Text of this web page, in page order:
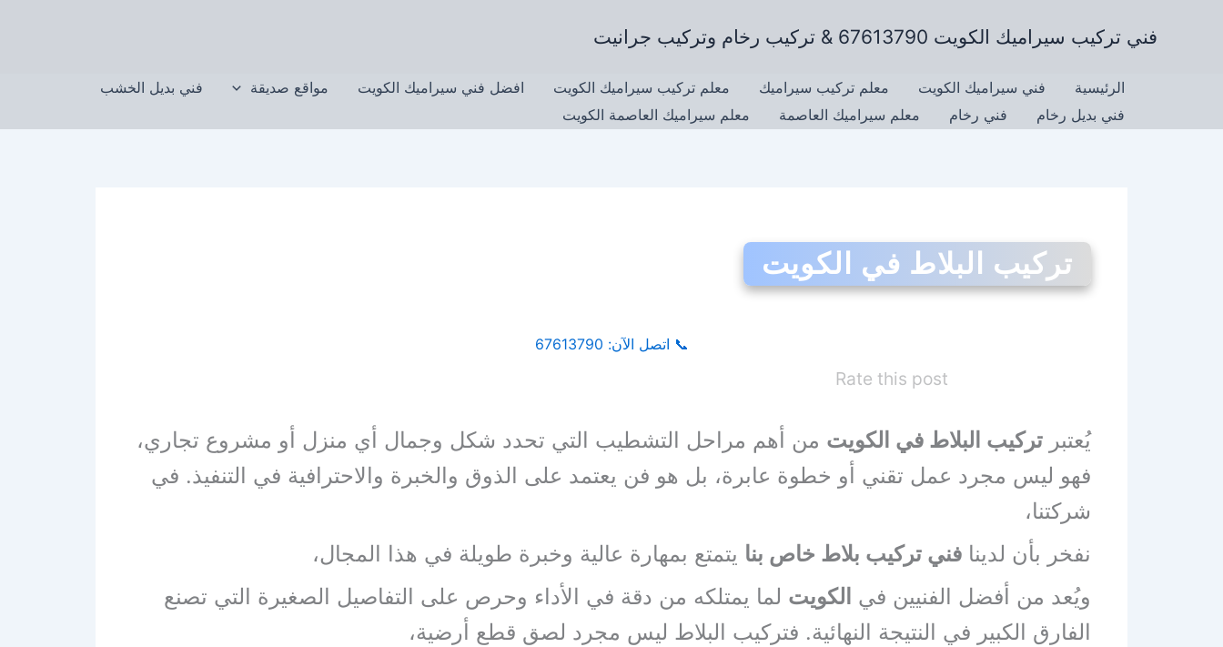
فني تركيب سيراميك الكويت 67613790 & تركيب رخام وتركيب جرانيت
الرئيسية فني سيراميك الكويت معلم تركيب سيراميك معلم تركيب سيراميك الكويت افضل فني سيراميك الكويت مواقع صديقة
فني بديل الخشب
فني بديل رخام
فني رخام معلم سيراميك العاصمة معلم سيراميك العاصمة الكويت
تركيب البلاط في الكويت
📞 اتصل الآن: 67613790
Rate this post
يُعتبر تركيب البلاط في الكويت من أهم مراحل التشطيب التي تحدد شكل وجمال أي منزل أو مشروع تجاري،
فهو ليس مجرد عمل تقني أو خطوة عابرة، بل هو فن يعتمد على الذوق والخبرة والاحترافية في التنفيذ. في
شركتنا،
نفخر بأن لدينا فني تركيب بلاط خاص بنا يتمتع بمهارة عالية وخبرة طويلة في هذا المجال،
ويُعد من أفضل الفنيين في الكويت لما يمتلكه من دقة في الأداء وحرص على التفاصيل الصغيرة التي تصنع
الفارق الكبير في النتيجة النهائية. فتركيب البلاط ليس مجرد لصق قطع أرضية،